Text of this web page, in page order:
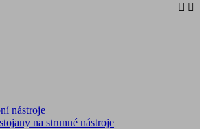
 
nástroje
na strunné nástroje